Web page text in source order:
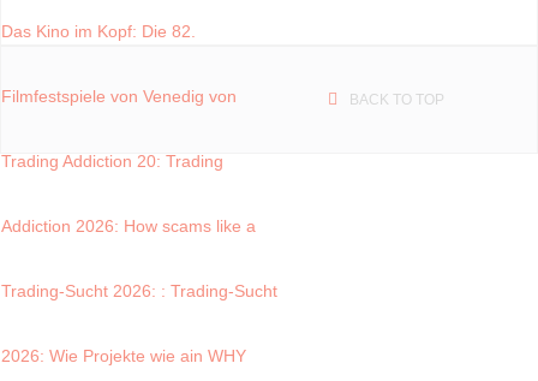
Das Kino im Kopf: Die 82.
Filmfestspiele von Venedig von
Trading Addiction 20: Trading
Addiction 2026: How scams like a
Trading-Sucht 2026: : Trading-Sucht
2026: Wie Projekte wie ain WHY
BACK TO TOP